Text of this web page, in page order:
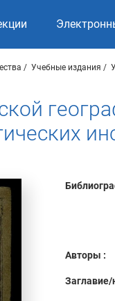
Учебные издания
Авторы :
Заглавие/